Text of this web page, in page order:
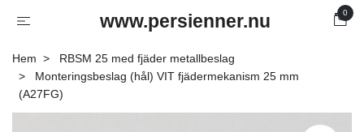
www.persienner.nu 0
Hem
RBSM 25 med fjäder metallbeslag
Monteringsbeslag (hål) VIT fjädermekanism 25 mm
(A27FG)